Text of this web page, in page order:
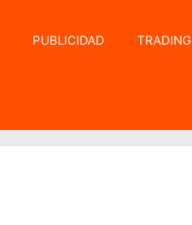
PUBLICIDAD TRADING